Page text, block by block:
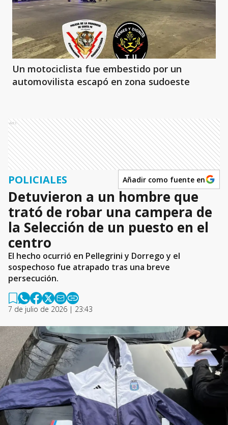
Un motociclista fue embestido por un
automovilista escapó en zona sudoeste
Ads
POLICIALES Añadir como fuente en
Detuvieron a un hombre que
trató de robar una campera de
la Selección de un puesto en el
centro
El hecho ocurrió en Pellegrini y Dorrego y el
sospechoso fue atrapado tras una breve
persecución.
7 de julio de 2026 | 23:43